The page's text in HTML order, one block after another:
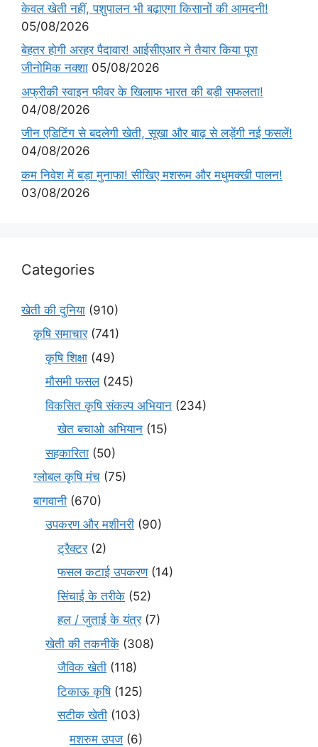
केवल खेती नहीं, पशुपालन भी बढ़ाएगा किसानों की आमदनी!
05/08/2026
बेहतर होगी अरहर पैदावार! आईसीएआर ने तैयार किया पूरा
जीनोमिक नक्शा 05/08/2026
अफ्रीकी स्वाइन फीवर के खिलाफ भारत की बड़ी सफलता!
04/08/2026
जीन एडिटिंग से बदलेगी खेती, सूखा और बाढ़ से लड़ेंगी नई फसलें!
04/08/2026
कम निवेश में बड़ा मुनाफा! सीखिए मशरूम और मधुमक्खी पालन!
03/08/2026
Categories
खेती की दुनिया (910)
कृषि समाचार(741)
कृषि शिक्षा (49)
मौसमी फसल(245)
विकसित कृषि संकल्प अभियान (234)
खेत बचाओ अभियान (15)
सहकारिता (50)
ग्लोबल कृषि मंच (75)
बागवानी (670)
उपकरण और मशीनरी (90)
ट्रैक्टर(2)
फसल कटाई उपकरण(14)
सिंचाई के तरीके (52)
हल / जुताई के यंत्र(7)
खेती की तकनीकें (308)
जैविक खेती (118)
टिकाऊ कृषि(125)
सटीक खेती (103)
मशरुम उपज (6)